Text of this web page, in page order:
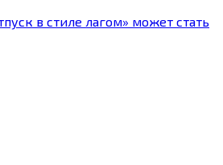
в стиле лагом» может стать